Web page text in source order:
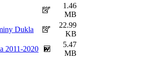
1.46
MB
Dukla
22.99
KB
2011-2020
5.47
MB